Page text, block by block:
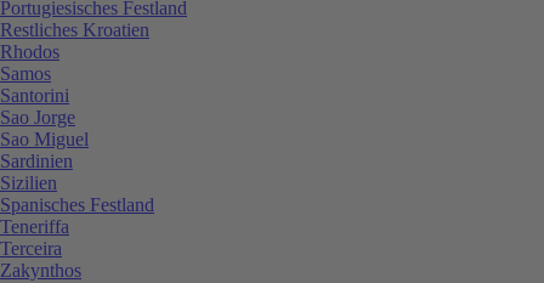
Portugiesisches Festland
Restliches Kroatien
Rhodos
Samos
Santorini
Sao Jorge
Sao Miguel
Sardinien
Sizilien
Spanisches Festland
Teneriffa
Terceira
Zakynthos